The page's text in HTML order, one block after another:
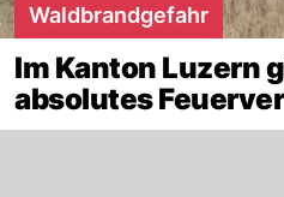
Waldbrandgefahr
Im Kanton Luzern
absolutes